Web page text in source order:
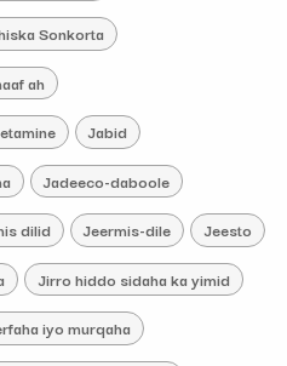
Sonkorta
ah
Jabid
Jadeeco-daboole
dilid Jeermis-dile Jeesto
Jirro hiddo sidaha ka yimid
iyo murqaha